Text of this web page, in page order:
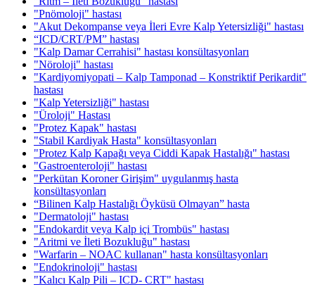
"Pnömoloji" hastası
"Akut Dekompanse veya İleri Evre Kalp Yetersizliği" hastası
“ICD/CRT/PM” hastası
"Kalp Damar Cerrahisi" hastası konsültasyonları
"Nöroloji" hastası
"Kardiyomiyopati – Kalp Tamponad – Konstriktif Perikardit"
hastası
"Kalp Yetersizliği" hastası
"Üroloji" Hastası
"Protez Kapak" hastası
"Stabil Kardiyak Hasta" konsültasyonları
"Protez Kalp Kapağı veya Ciddi Kapak Hastalığı" hastası
"Gastroenteroloji" hastası
"Perkütan Koroner Girişim" uygulanmış hasta
konsültasyonları
“Bilinen Kalp Hastalığı Öyküsü Olmayan” hasta
"Dermatoloji" hastası
"Endokardit veya Kalp içi Trombüs" hastası
"Aritmi ve İleti Bozukluğu" hastası
"Warfarin – NOAC kullanan" hasta konsültasyonları
"Endokrinoloji" hastası
"Kalıcı Kalp Pili – ICD- CRT" hastası